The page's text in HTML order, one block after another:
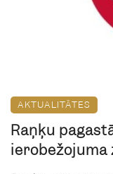
AKTUALITĀTES
Raņķu
ierobežojuma